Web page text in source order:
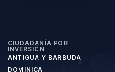
CIUDADANÍA POR
INVERSIÓN
ANTIGUA Y BARBUDA
DOMINICA